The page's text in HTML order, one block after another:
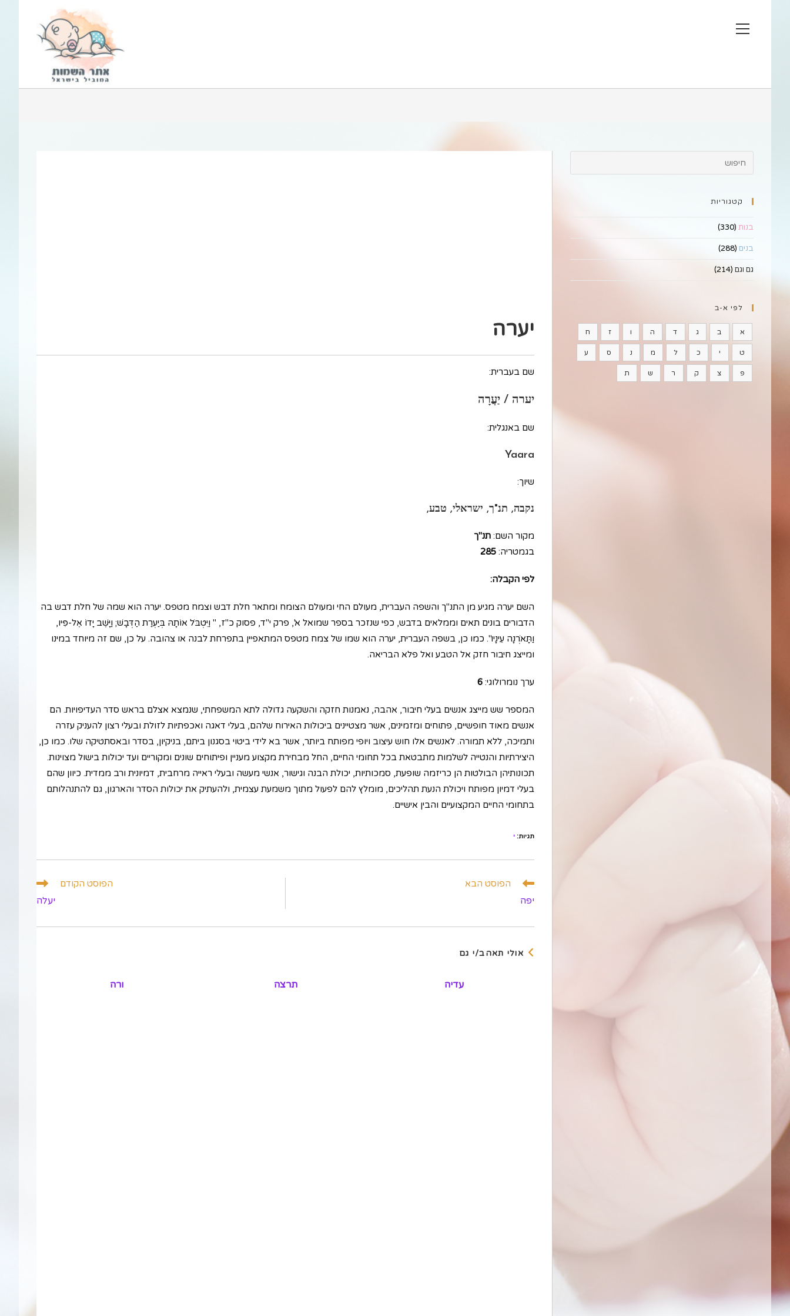
View
יערה
שם בעברית:
יערה / יַעֲרָה
שם באנגלית:
Yaara
שיוך:
נקבה, תנ"ך, ישראלי, טבע,
מקור השם: תנ"ך
בגמטריה: 285
לפי הקבלה:
השם יערה מגיע מן התנ"ך והשפה העברית, מעולם החי ומעולם הצומח ומתאר חלת דבש וצמח מטפס. יערה הוא שמה של חלת דבש בה
הדבורים בונים תאים וממלאים בדבש, כפי שנזכר בספר שמואל א', פרק י"ד, פסוק כ"ז, " וַיִּטְבֹּל אוֹתָהּ בְּיַעְרַת הַדְּבָשׁ; וַיָּשֶׁב יָדוֹ אֶל-פִּיו,
וַתָּאֹרְנָה עֵינָיו". כמו כן, בשפה העברית, יערה הוא שמו של צמח מטפס המתאפיין בתפרחת לבנה או צהובה. על כן, שם זה מיוחד במינו
ומייצג חיבור חזק אל הטבע ואל פלא הבריאה.
ערך נומרולוגי: 6
המספר שש מייצג אנשים בעלי חיבור, אהבה, נאמנות חזקה והשקעה גדולה לתא המשפחתי, שנמצא אצלם בראש סדר העדיפויות. הם
אנשים מאוד חופשיים, פתוחים ומזמינים, אשר מצטיינים ביכולות האירוח שלהם, בעלי דאגה ואכפתיות לזולת ובעלי רצון להעניק עזרה
ותמיכה, ללא תמורה. לאנשים אלו חוש עיצוב ויופי מפותח ביותר, אשר בא לידי ביטוי בסגנון ביתם, בניקיון, בסדר ובאסתטיקה שלו. כמו כן,
היצירתיות והנטייה לשלמות מתבטאת בכל תחומי החיים, החל מבחירת מקצוע מעניין ופיתוחים שונים ומקוריים ועד יכולות בישול מצוינות.
תכונותיהן הבולטות הן כריזמה שופעת, סמכותיות, יכולת הבנה וגישור, אנשי מעשה ובעלי ראייה מרחבית, דמיונית ורב ממדית. כיוון שהם
בעלי דמיון מפותח ויכולת הנעת תהליכים, מומלץ להם לפעול מתוך משמעת עצמית, ולהעתיק את יכולות הסדר והארגון, גם להתנהלותם
בתחומי החיים המקצועיים והבין אישיים.
תגיות: י
לקרוא
נוספים
הפוסט הקודם
יעלה
הפוסט הבא
יפה
אולי תאהב/י גם
ורה תרצה עדיה
קטגוריות
בנות (330)
בנים (288)
גם וגם (214)
לפי א-ב
א ב ג ד ה ו ז ח
ט י כ ל מ נ ס ע
פ צ ק ר ש ת